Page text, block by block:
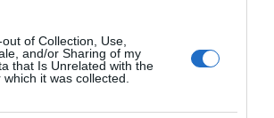
of Collection, Use,
and/or Sharing of my
that Is Unrelated with the
it was collected.
δυνατούς βοριάδες και σταδιακή
της θερμοκρασίας
Λειτουργία της Μεταμορφώσεως του